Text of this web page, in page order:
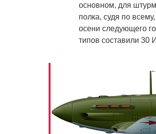
основном, для
полка, судя по
осени следующего
типов составили 30